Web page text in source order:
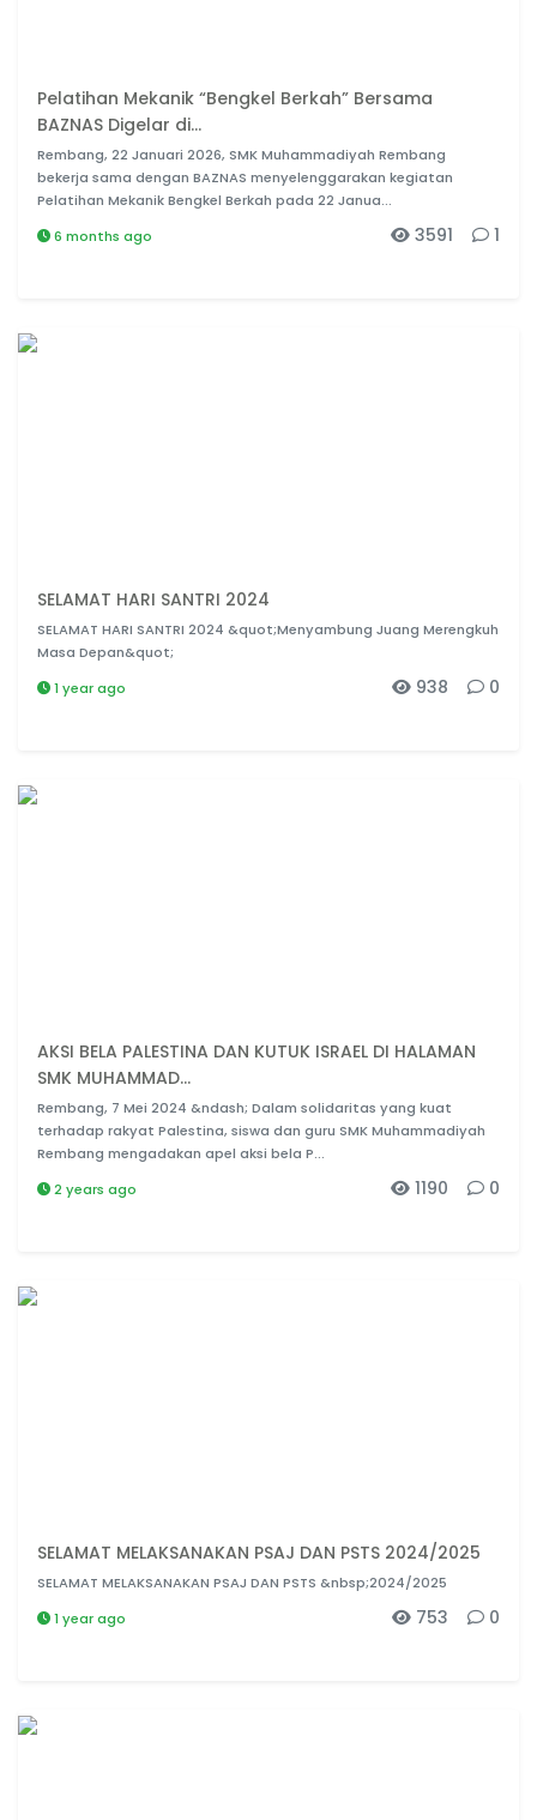
Pelatihan Mekanik “Bengkel Berkah” Bersama
BAZNAS Digelar di...
Rembang, 22 Januari 2026, SMK Muhammadiyah Rembang
bekerja sama dengan BAZNAS menyelenggarakan kegiatan
Pelatihan Mekanik Bengkel Berkah pada 22 Janua...
6 months ago
1
3591
SELAMAT HARI SANTRI 2024
SELAMAT HARI SANTRI 2024 &quot;Menyambung Juang Merengkuh
Masa Depan&quot;
1 year ago
0
938
AKSI BELA PALESTINA DAN KUTUK ISRAEL DI HALAMAN
SMK MUHAMMAD...
Rembang, 7 Mei 2024 &ndash; Dalam solidaritas yang kuat
terhadap rakyat Palestina, siswa dan guru SMK Muhammadiyah
Rembang mengadakan apel aksi bela P...
2 years ago
0
1190
SELAMAT MELAKSANAKAN PSAJ DAN PSTS 2024/2025
SELAMAT MELAKSANAKAN PSAJ DAN PSTS &nbsp;2024/2025
1 year ago
0
753